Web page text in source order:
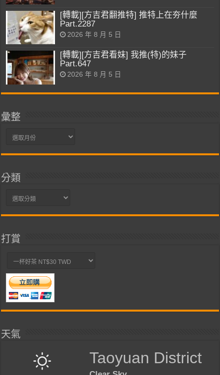
[轉載][方吉君翻推特] 推特上在夯什麼
Part.2287
2026 年 8 月 5 日
[轉載][方吉君看妹] 我推(特)的妹子
Part.647
2026 年 8 月 5 日
彙整
彙
分類
分
打賞
天氣
Taoyuan District